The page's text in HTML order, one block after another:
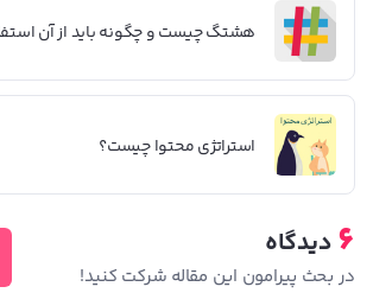
هشتگ چیست و چگونه باید از آن
استراتژی محتوا چیست؟
6 دیدگاه
در بحث‌‌ پیرامون این مقاله شرکت کنید!